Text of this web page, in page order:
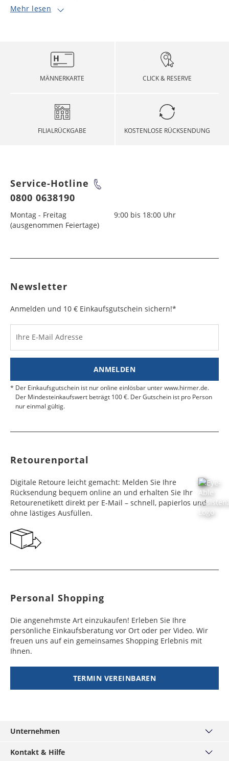
Mehr lesen
MÄNNERKARTE CLICK & RESERVE
FILIALRÜCKGABE KOSTENLOSE RÜCKSENDUNG
Service-Hotline
0800 0638190
Montag - Freitag
9:00 bis 18:00 Uhr
(ausgenommen Feiertage)
Newsletter
Anmelden und 10 € Einkaufsgutschein sichern!*
Ihre E-Mail Adresse
ANMELDEN
Der Einkaufsgutschein ist nur online einlösbar unter www.hirmer.de.
Der Mindesteinkaufswert beträgt 100 €. Der Gutschein ist pro Person
nur einmal gültig.
Retourenportal
Digitale Retoure leicht gemacht: Melden Sie Ihre
Rücksendung bequem online an und erhalten Sie Ihr
Retourenetikett direkt per E-Mail – schnell, papierlos und
ohne lästiges Ausfüllen.
Personal Shopping
Die angenehmste Art einzukaufen! Erleben Sie Ihre
persönliche Einkaufsberatung vor Ort oder per Video. Wir
freuen uns auf ein gemeinsames Shopping Erlebnis mit
Ihnen.
TERMIN VEREINBAREN
Unternehmen
Kontakt & Hilfe